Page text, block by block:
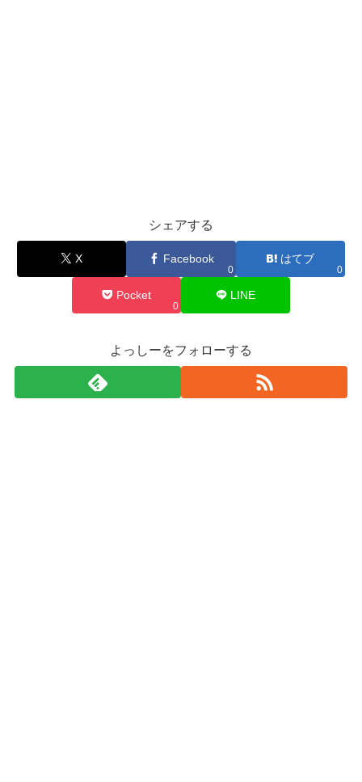
シェアする
X Facebook
0
はてブ
0
Pocket
0
LINE
よっしーをフォローする